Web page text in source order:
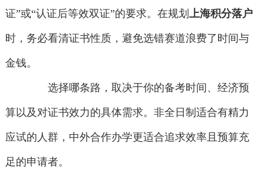
证”或“认证后等效双证”的要求。在规划 上海积分落户
时，务必看清证书性质，避免选错赛道浪费了时间与
金钱。
选择哪条路，取决于你的备考时间、经济预
算以及对证书效力的具体需求。非全日制适合有精力
应试的人群，中外合作办学更适合追求效率且预算充
足的申请者。